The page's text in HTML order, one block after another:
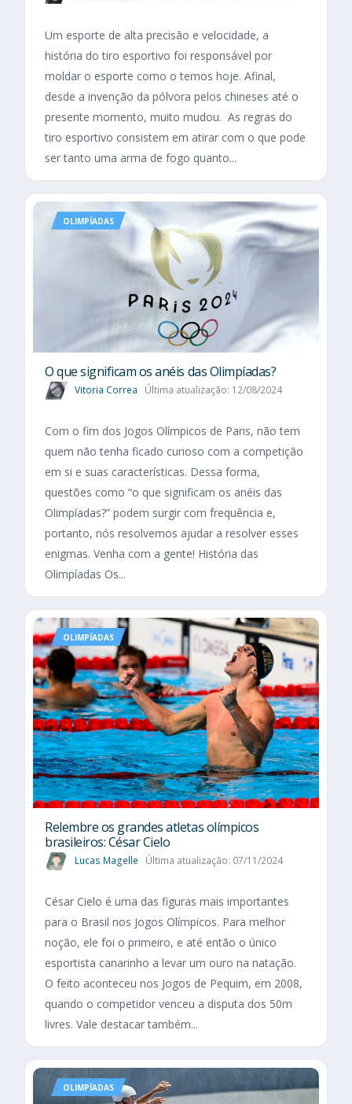
Um esporte de alta precisão e velocidade, a
história do tiro esportivo foi responsável por
moldar o esporte como o temos hoje. Afinal,
desde a invenção da pólvora pelos chineses até o
presente momento, muito mudou. As regras do
tiro esportivo consistem em atirar com o que pode
ser tanto uma arma de fogo quanto...
OLIMPÍADAS
O que significam os anéis das Olimpíadas?
Vitoria Correa Última atualização: 12/08/2024
Com o fim dos Jogos Olímpicos de Paris, não tem
quem não tenha ficado curioso com a competição
em si e suas características. Dessa forma,
questões como “o que significam os anéis das
Olimpíadas?” podem surgir com frequência e,
portanto, nós resolvemos ajudar a resolver esses
enigmas. Venha com a gente! História das
Olimpíadas Os...
OLIMPÍADAS
Relembre os grandes atletas olímpicos
brasileiros: César Cielo
Lucas Magelle Última atualização: 07/11/2024
César Cielo é uma das figuras mais importantes
para o Brasil nos Jogos Olímpicos. Para melhor
noção, ele foi o primeiro, e até então o único
esportista canarinho a levar um ouro na natação.
O feito aconteceu nos Jogos de Pequim, em 2008,
quando o competidor venceu a disputa dos 50m
livres. Vale destacar também...
OLIMPÍADAS